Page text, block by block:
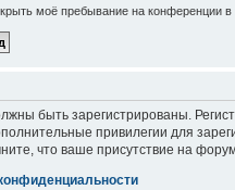
моё пребывание на конференции в
быть зарегистрированы.
привилегии для
что ваше присутствие на